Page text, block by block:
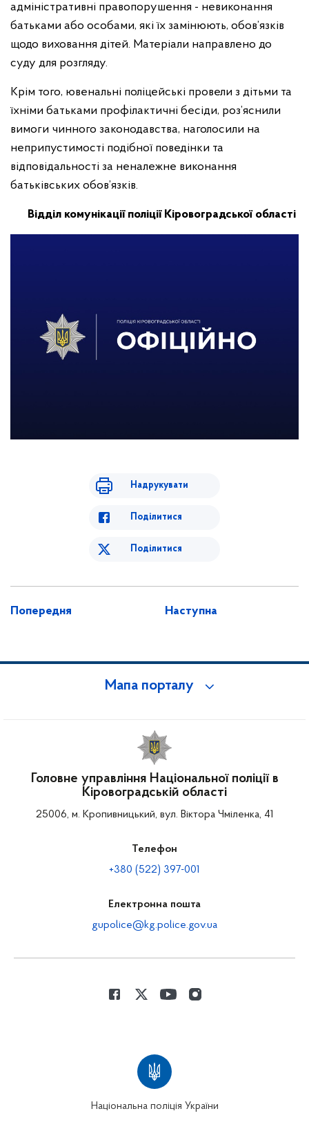
адміністративні правопорушення - невиконання
батьками або особами, які їх замінюють, обов’язків
щодо виховання дітей. Матеріали направлено до
суду для розгляду.
Крім того, ювенальні поліцейські провели з дітьми та
їхніми батьками профілактичні бесіди, роз’яснили
вимоги чинного законодавства, наголосили на
неприпустимості подібної поведінки та
відповідальності за неналежне виконання
батьківських обов’язків.
Відділ комунікації поліції Кіровоградської області
Надрукувати
Поділитися
Поділитися
Попередня Наступна
Мапа порталу
Головне управління Національної поліції в
Кіровоградській області
25006, м. Кропивницький, вул. Віктора Чміленка, 41
Телефон
+380 (522) 397-001
Електронна пошта
gupolice@kg.police.gov.ua
Національна поліція України